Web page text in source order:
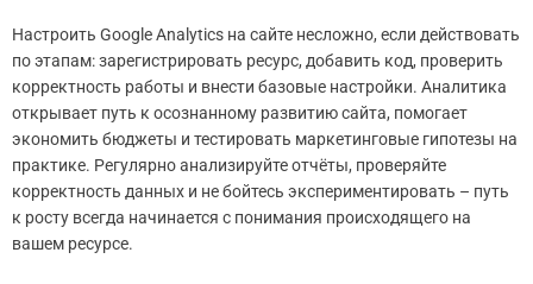
Настроить Google Analytics на сайте несложно, если действовать
по этапам: зарегистрировать ресурс, добавить код, проверить
корректность работы и внести базовые настройки. Аналитика
открывает путь к осознанному развитию сайта, помогает
экономить бюджеты и тестировать маркетинговые гипотезы на
практике. Регулярно анализируйте отчёты, проверяйте
корректность данных и не бойтесь экспериментировать – путь
к росту всегда начинается с понимания происходящего на
вашем ресурсе.